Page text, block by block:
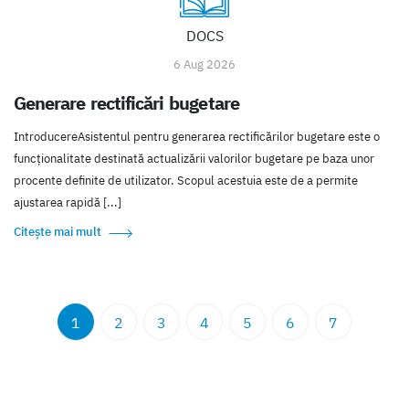
DOCS
6 Aug 2026
Generare rectificări bugetare
IntroducereAsistentul pentru generarea rectificărilor bugetare este o
funcționalitate destinată actualizării valorilor bugetare pe baza unor
procente definite de utilizator. Scopul acestuia este de a permite
ajustarea rapidă [...]
Citește mai mult
1 2 3 4 5 6 7